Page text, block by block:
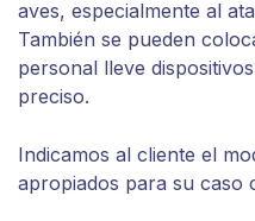
aves, especialmente al
También se pueden
personal lleve
preciso.
Indicamos al cliente el
apropiados para su caso